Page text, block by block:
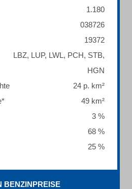
1.180
038726
19372
LBZ, LUP, LWL, PCH, STB,
HGN
24 p. km²
49 km²
3 %
68 %
25 %
BENZINPREISE